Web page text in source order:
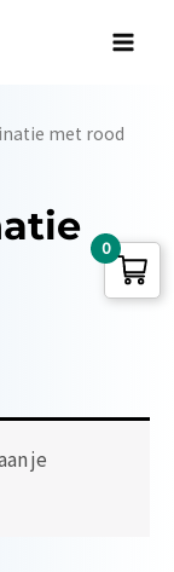
met rood
je
0